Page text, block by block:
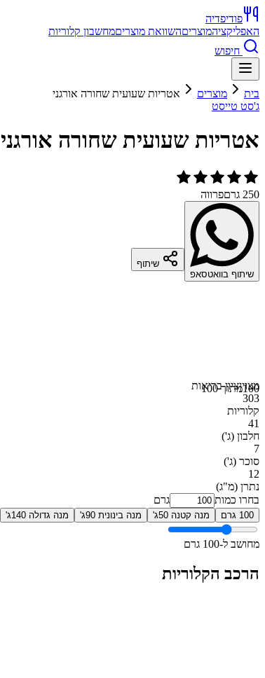
פודיפדיה
האפליקציהמוצריםהשוואת מוצריםמחשבון קלוריות
חיפוש
בית מוצרים
אטריות שעועית שחורה אורגני
ג'סט טייסט
אטריות שעועית שחורה אורגני
250 גרם פרווה
שיתוף בוואטסאפ
שיתוף
100מתוך 100מצויןציון בריאות
303
קלוריות
41
חלבון (ג')
7
סוכר (ג')
12
נתרן (מ"ג)
בחרו כמות
גרם
100 גרם מנה קטנה 50ג' מנה בינונית 90ג' מנה גדולה 140ג'
מחושב ל-100 גרם
הרכב הקלוריות